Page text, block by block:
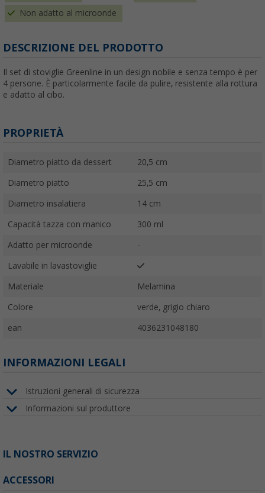
Non adatto al microonde
DESCRIZIONE DEL PRODOTTO
Il set di stoviglie Greenline in un design nobile e senza tempo è per
4 persone. È particolarmente facile da pulire, resistente alla rottura
e adatto al cibo.
PROPRIETÀ
Diametro piatto da dessert 20,5 cm
Diametro piatto 25,5 cm
Diametro insalatiera 14 cm
Capacità tazza con manico 300 ml
Adatto per microonde -
Lavabile in lavastoviglie
Materiale Melamina
Colore verde, grigio chiaro
ean 4036231048180
INFORMAZIONI LEGALI
Istruzioni generali di sicurezza
Informazioni sul produttore
IL NOSTRO SERVIZIO
ACCESSORI